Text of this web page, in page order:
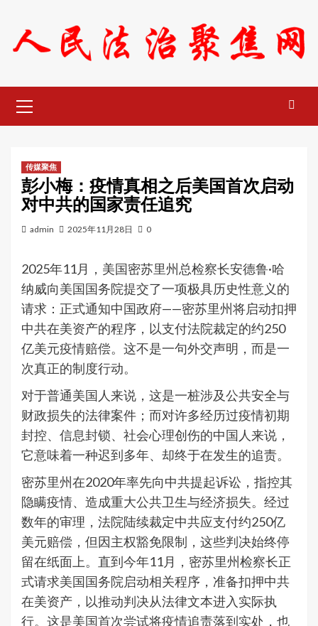
content
Menu
传媒聚焦
彭小梅：疫情真相之后美国首次启动
对中共的国家责任追究
admin 2025年11月28日 0
2025年11月，美国密苏里州总检察长安德鲁·哈
纳威向美国国务院提交了一项极具历史性意义的
请求：正式通知中国政府——密苏里州将启动扣押
中共在美资产的程序，以支付法院裁定的约250
亿美元疫情赔偿。这不是一句外交声明，而是一
次真正的制度行动。
对于普通美国人来说，这是一桩涉及公共安全与
财政损失的法律案件；而对许多经历过疫情初期
封控、信息封锁、社会心理创伤的中国人来说，
它意味着一种迟到多年、却终于在发生的追责。
密苏里州在2020年率先向中共提起诉讼，指控其
隐瞒疫情、造成重大公共卫生与经济损失。经过
数年的审理，法院陆续裁定中共应支付约250亿
美元赔偿，但因主权豁免限制，这些判决始终停
留在纸面上。直到今年11月，密苏里州检察长正
式请求美国国务院启动相关程序，准备扣押中共
在美资产，以推动判决从法律文本进入实际执
行。这是美国首次尝试将疫情追责落到实处，也